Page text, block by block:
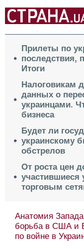
Прилеты по
последствия,
Итоги
Налоговикам
данных о
украинцами.
бизнеса
Будет ли
украинскому
обстрелов
От роста цен
участившиеся
торговым
Анатомия
борьба в США и
по войне в